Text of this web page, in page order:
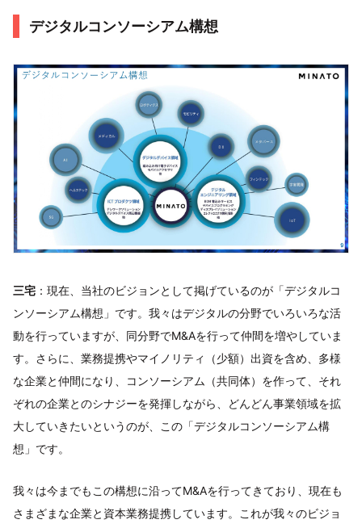
デジタルコンソーシアム構想
三宅 ：現在、当社のビジョンとして掲げているのが「デジタルコ
ンソーシアム構想」です。我々はデジタルの分野でいろいろな活
動を行っていますが、同分野でM&Aを行って仲間を増やしていま
す。さらに、業務提携やマイノリティ（少額）出資を含め、多様
な企業と仲間になり、コンソーシアム（共同体）を作って、それ
ぞれの企業とのシナジーを発揮しながら、どんどん事業領域を拡
大していきたいというのが、この「デジタルコンソーシアム構
想」です。
我々は今までもこの構想に沿ってM&Aを行ってきており、現在も
さまざまな企業と資本業務提携しています。これが我々のビジョ